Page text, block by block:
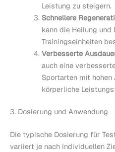
Leistung zu steigern.
Schnellere
kann die Heilung und
Trainingseinheiten
Verbesserte
auch eine
Sportarten mit
körperliche
3. Dosierung und Anwendung
Die typische Dosierung für
variiert je nach individuellen